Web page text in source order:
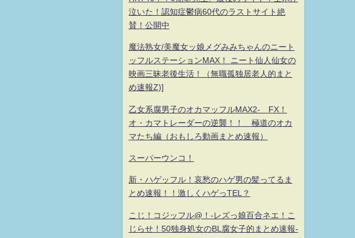
泣いた！認知症鬱病60代のラストサイト絶
賛！公開中
魔法熟女/美魔女ッ娘メグみみちゃんのニート
ッフルステーションMAX！ ニート仙人仙女の
映画三昧老後生活！（無職孤独居老人的まと
め速報Z)]
乙女系腐男子のオカマッフルMAX2- FX！
オ・カマトレーダーの逆襲！！ 極道のオカ
マたち編（おもしろ動画まとめ速報）
スーパーウンコ！
新・ハゲッフル！哀愁のハゲ男の髪ってるま
とめ速報！！激しくハゲっTEL？
こじ！コジッフル@！-レズっ娘百合ネエ！こ
じらせ！50独身処女のBL腐女子的まとめ速報-